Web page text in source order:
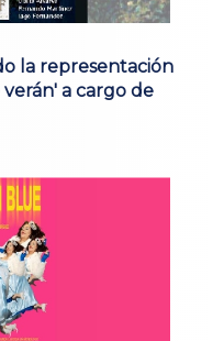
la representación
a cargo de